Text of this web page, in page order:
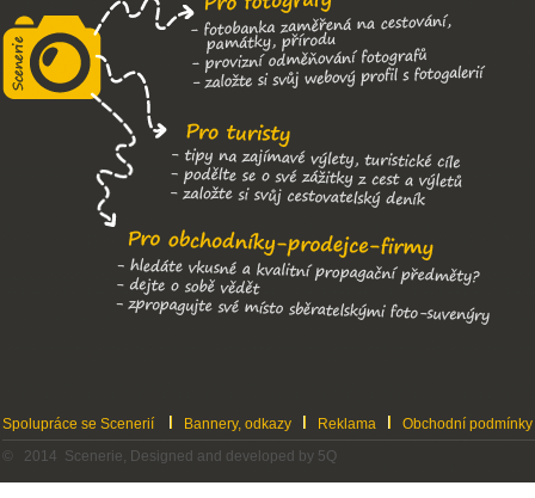
Spolupráce se Scenerií Bannery, odkazy Reklama
Obchodní podmínky
© 2014 Scenerie, Designed and developed by 5Q